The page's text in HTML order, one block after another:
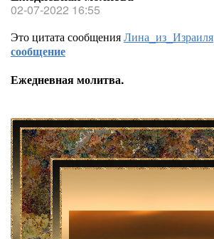
02-07-2022 16:55
Это цитата сообщенияЛина_из_Израиля
сообщение
Ежедневная молитва.